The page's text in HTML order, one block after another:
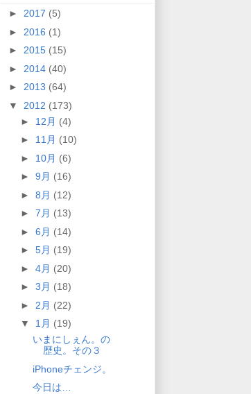
► 2017 (5)
► 2016 (1)
► 2015 (15)
► 2014 (40)
► 2013 (64)
▼ 2012 (173)
► 12月 (4)
► 11月 (10)
► 10月 (6)
► 9月 (16)
► 8月 (12)
► 7月 (13)
► 6月 (14)
► 5月 (19)
► 4月 (20)
► 3月 (18)
► 2月 (22)
▼ 1月 (19)
いまにしぇん。の
歴史。その３
iPhoneチェンジ。
今日は…